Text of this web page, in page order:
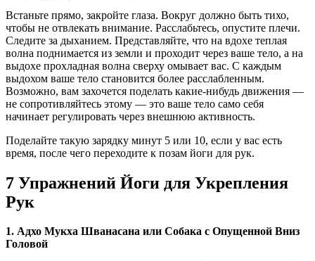
Встаньте прямо, закройте глаза. Вокруг должно быть тихо,
чтобы не отвлекать внимание. Расслабьтесь, опустите плечи.
Следите за дыханием. Представляйте, что на вдохе теплая
волна поднимается из земли и проходит через ваше тело, а на
выдохе прохладная волна сверху омывает вас. С каждым
выдохом ваше тело становится более расслабленным.
Возможно, вам захочется поделать какие-нибудь движения —
не сопротивляйтесь этому — это ваше тело само себя
начинает регулировать через внешнюю активность.
Поделайте такую зарядку минут 5 или 10, если у вас есть
время, после чего переходите к позам йоги для рук.
7 Упражнений Йоги для Укрепления
Рук
1. Адхо Мукха Шванасана или Собака с Опущенной Вниз
Головой